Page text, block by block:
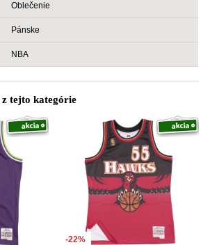
Oblečenie
Pánske
NBA
tejto kategórie
-22%